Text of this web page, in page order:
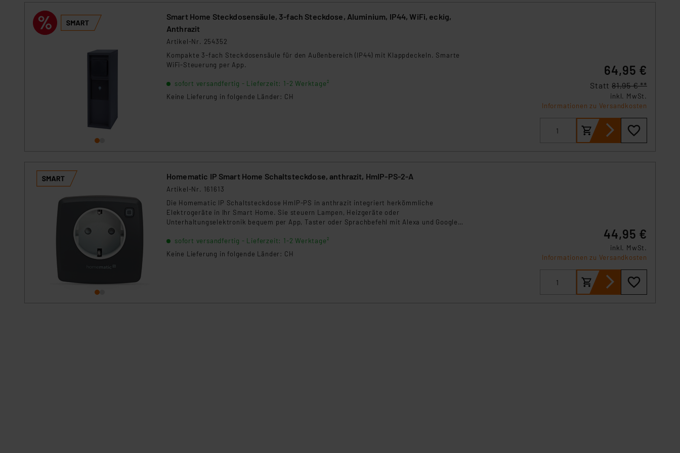
Smart Home Steckdosensäule, 3-fach Steckdose, Aluminium, IP44, WiFi, eckig,
Anthrazit
Artikel-Nr. 254352
Kompakte 3-fach Steckdosensäule für den Außenbereich (IP44) mit Klappdeckeln. Smarte
WiFi-Steuerung per App.
sofort versandfertig - Lieferzeit: 1-2 Werktage²
Keine Lieferung in folgende Länder: CH
64,95 €
Statt 81,95 € **
inkl. MwSt.
Informationen zu Versandkosten
Homematic IP Smart Home Schaltsteckdose, anthrazit, HmIP-PS-2-A
Artikel-Nr. 161613
Die Homematic IP Schaltsteckdose HmIP-PS in anthrazit integriert herkömmliche
Elektrogeräte in Ihr Smart Home. Sie steuern Lampen, Heizgeräte oder
Unterhaltungselektronik bequem per App, Taster oder Sprachbefehl mit Alexa und Google
Installation und kompakte Bauform inklusive.
sofort versandfertig - Lieferzeit: 1-2 Werktage²
Keine Lieferung in folgende Länder: CH
44,95 €
inkl. MwSt.
Informationen zu Versandkosten